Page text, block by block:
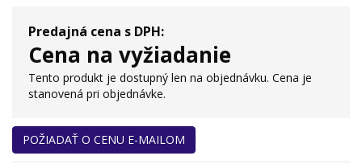
Predajná cena s DPH:
Cena na vyžiadanie
Tento produkt je dostupný len na objednávku. Cena je
stanovená pri objednávke.
POŽIADAŤ O CENU E-MAILOM